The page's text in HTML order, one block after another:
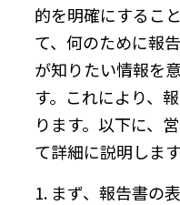
的を明確にするこ
て、何のために報
が知りたい情報を
す。これにより、
ります。以下に、
て詳細に説明します
1. まず、報告書の